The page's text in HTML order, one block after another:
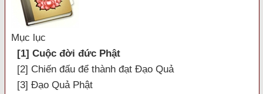
Mục lục
[1] Cuộc đời đức Phật
[2] Chiến đấu để thành đạt Đạo Quả
[3] Đạo Quả Phật